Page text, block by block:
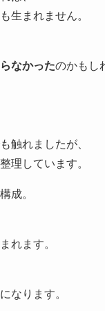
生まれません。
なかったのかもし
触れましたが、
理しています。
成。
れます。
なります。